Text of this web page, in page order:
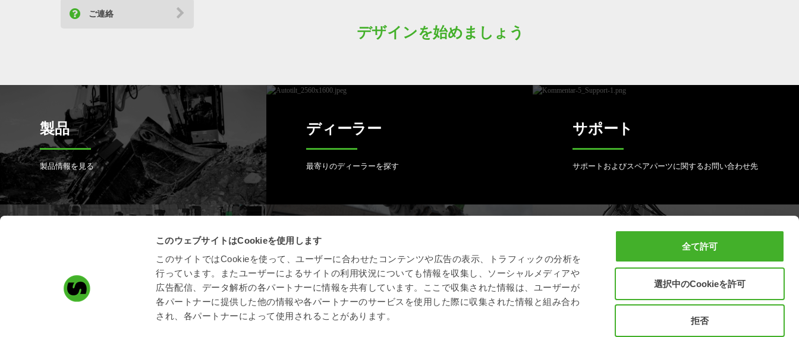
このウェブサイトはCookieを使用します
このサイトではCookieを使って、ユーザーに合わせたコンテンツや広告の表示、トラフィックの分析を
行っています。またユーザーによるサイトの利用状況についても情報を収集し、ソーシャルメディアや
広告配信、データ解析の各パートナーに情報を共有しています。ここで収集された情報は、ユーザーが
各パートナーに提供した他の情報や各パートナーのサービスを使用した際に収集された情報と組み合わ
され、各パートナーによって使用されることがあります。
全て許可
選択中のCookieを許可
拒否
ご連絡
デザインを始めましょう
製品
製品情報を見る
ディーラー
最寄りのディーラーを探す
サポート
サポートおよびスペアパーツに関するお問い合わせ先
スチールリスト製品の登録はこちら
オープン S 規格
全自動クイックカプラはオープンS規格の業界標準に
準拠しています。
フルサービスの予約
スチールリスト製品を良好な状態に保つために